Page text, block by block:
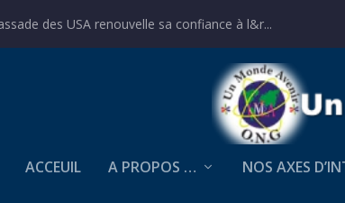
des USA renouvelle sa confiance à l&r...
ACCEUIL A PROPOS … NOS AXES